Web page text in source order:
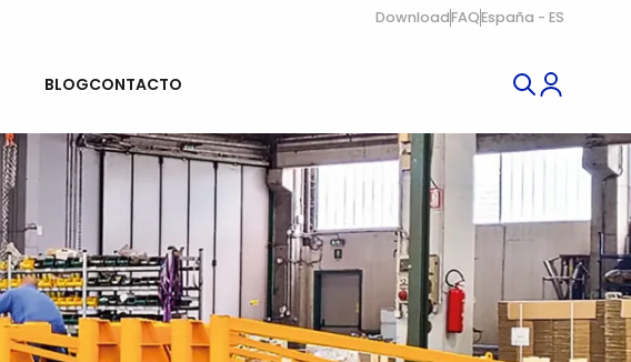
DownloadFAQ España - ES
BLOGCONTACTO